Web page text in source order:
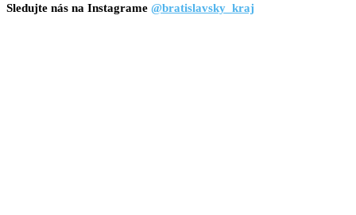
Sledujte nás na Instagrame @bratislavsky_kraj